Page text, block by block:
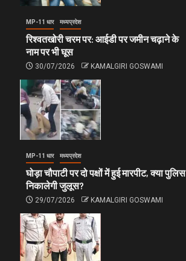
MP-11 धार मध्यप्रदेश
रिश्वतखोरी चरम पर: आईडी पर जमीन चढ़ाने के
नाम पर भी घूस
30/07/2026 KAMALGIRI GOSWAMI
MP-11 धार मध्यप्रदेश
घोड़ा चौपाटी पर दो पक्षों में हुई मारपीट, क्या पुलिस
निकालेगी जुलूस?
29/07/2026 KAMALGIRI GOSWAMI